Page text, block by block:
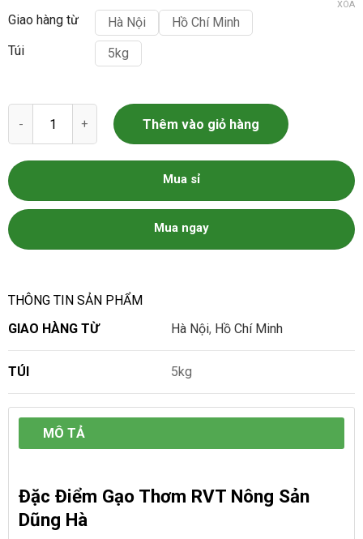
Giao hàng từ Hà Nội
Hồ Chí Minh
Túi
5kg
XÓA
Gạo Thơm RVT số lượng
Thêm vào giỏ hàng
Mua sỉ
Mua ngay
THÔNG TIN SẢN PHẨM
GIAO HÀNG TỪ
Hà Nội, Hồ Chí Minh
TÚI 5kg
MÔ TẢ
Đặc Điểm Gạo Thơm RVT Nông Sản
Dũng Hà